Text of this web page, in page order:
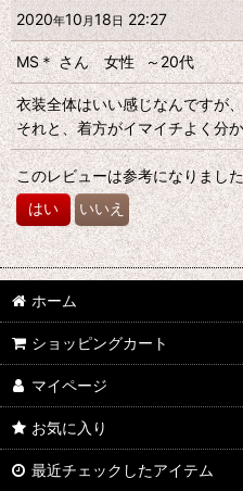
星の数:
年代:
性別:
並び順:
2020年10月18日22:27
MS＊さん 女性 ～20代
衣装全体はいい感じなんですが
それと、着方がイマイチよく分
このレビューは参考になりまし
はい いいえ
ホーム
ショッピングカート
マイページ
お気に入り
最近チェックしたアイテム